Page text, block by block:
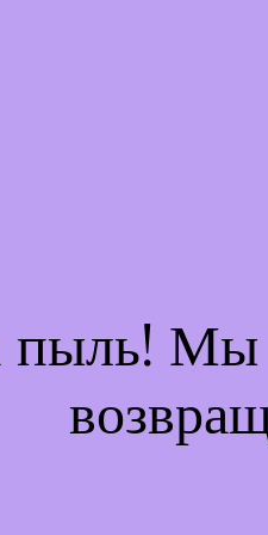
пыль!